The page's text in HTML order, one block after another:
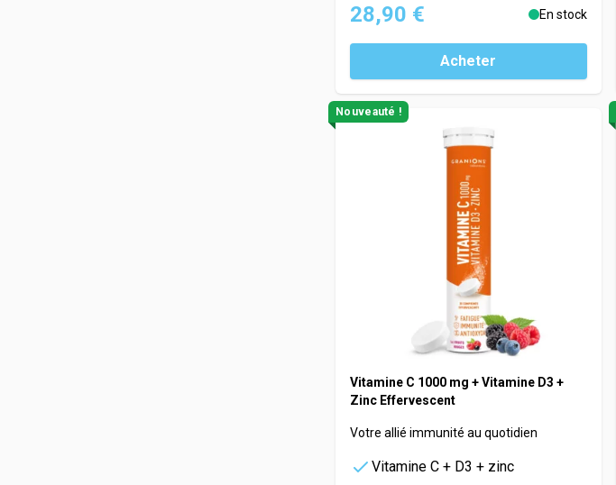
28,90 € En stock
Acheter
Nouveauté !
Vitamine C 1000 mg + Vitamine D3 +
Zinc Effervescent
Votre allié immunité au quotidien
Vitamine C + D3 + zinc